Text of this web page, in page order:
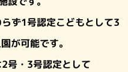
ず1号認定こどもとして3
が可能です。
号・3号認定として